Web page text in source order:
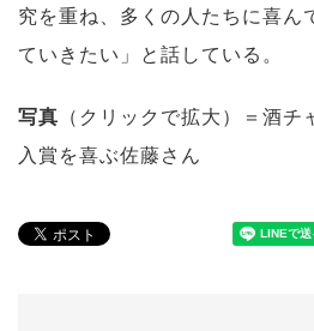
究を重ね、多くの人たちに喜ん
ていきたい」と話している。
写真 （クリックで拡大）＝酒
入賞を喜ぶ佐藤さん